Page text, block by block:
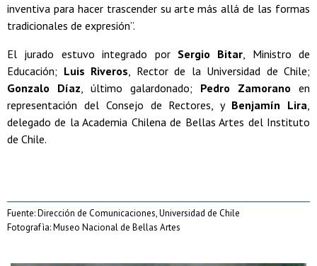
inventiva para hacer trascender su arte más allá de las formas
tradicionales de expresión”.
El jurado estuvo integrado por Sergio Bitar, Ministro de
Educación; Luis Riveros, Rector de la Universidad de Chile;
Gonzalo Díaz, último galardonado; Pedro Zamorano en
representación del Consejo de Rectores, y Benjamín Lira,
delegado de la Academia Chilena de Bellas Artes del Instituto
de Chile.
Fuente: Dirección de Comunicaciones, Universidad de Chile
Fotografìa: Museo Nacional de Bellas Artes